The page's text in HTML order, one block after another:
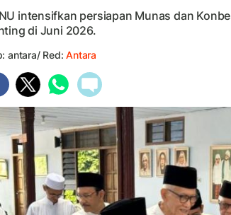
intensifkan persiapan Munas dan
di Juni 2026.
antara/ Red:Antara